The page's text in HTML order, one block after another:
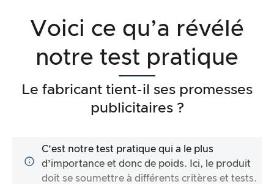
Voici ce qu’a révélé
notre test pratique
Le fabricant tient-il ses promesses
publicitaires ?
C’est notre test pratique qui a le plus
d’importance et donc de poids. Ici, le produit
doit se soumettre à différents critères et tests.